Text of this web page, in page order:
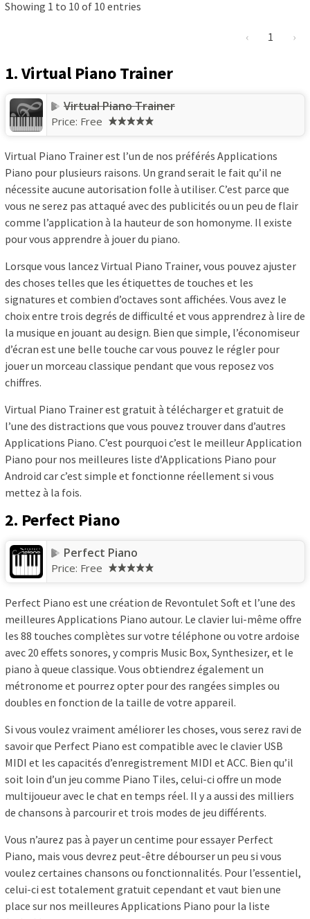
Showing 1 to 10 of 10 entries
‹ 1 ›
1. Virtual Piano Trainer
Virtual Piano Trainer
Price: Free
Virtual Piano Trainer est l’un de nos préférés Applications
Piano pour plusieurs raisons. Un grand serait le fait qu’il ne
nécessite aucune autorisation folle à utiliser. C’est parce que
vous ne serez pas attaqué avec des publicités ou un peu de flair
comme l’application à la hauteur de son homonyme. Il existe
pour vous apprendre à jouer du piano.
Lorsque vous lancez Virtual Piano Trainer, vous pouvez ajuster
des choses telles que les étiquettes de touches et les
signatures et combien d’octaves sont affichées. Vous avez le
choix entre trois degrés de difficulté et vous apprendrez à lire de
la musique en jouant au design. Bien que simple, l’économiseur
d’écran est une belle touche car vous pouvez le régler pour
jouer un morceau classique pendant que vous reposez vos
chiffres.
Virtual Piano Trainer est gratuit à télécharger et gratuit de
l’une des distractions que vous pouvez trouver dans d’autres
Applications Piano. C’est pourquoi c’est le meilleur Application
Piano pour nos meilleures liste d’Applications Piano pour
Android car c’est simple et fonctionne réellement si vous
mettez à la fois.
2. Perfect Piano
Perfect Piano
Price: Free
Perfect Piano est une création de Revontulet Soft et l’une des
meilleures Applications Piano autour. Le clavier lui-même offre
les 88 touches complètes sur votre téléphone ou votre ardoise
avec 20 effets sonores, y compris Music Box, Synthesizer, et le
piano à queue classique. Vous obtiendrez également un
métronome et pourrez opter pour des rangées simples ou
doubles en fonction de la taille de votre appareil.
Si vous voulez vraiment améliorer les choses, vous serez ravi de
savoir que Perfect Piano est compatible avec le clavier USB
MIDI et les capacités d’enregistrement MIDI et ACC. Bien qu’il
soit loin d’un jeu comme Piano Tiles, celui-ci offre un mode
multijoueur avec le chat en temps réel. Il y a aussi des milliers
de chansons à parcourir et trois modes de jeu différents.
Vous n’aurez pas à payer un centime pour essayer Perfect
Piano, mais vous devrez peut-être débourser un peu si vous
voulez certaines chansons ou fonctionnalités. Pour l’essentiel,
celui-ci est totalement gratuit cependant et vaut bien une
place sur nos meilleures Applications Piano pour la liste